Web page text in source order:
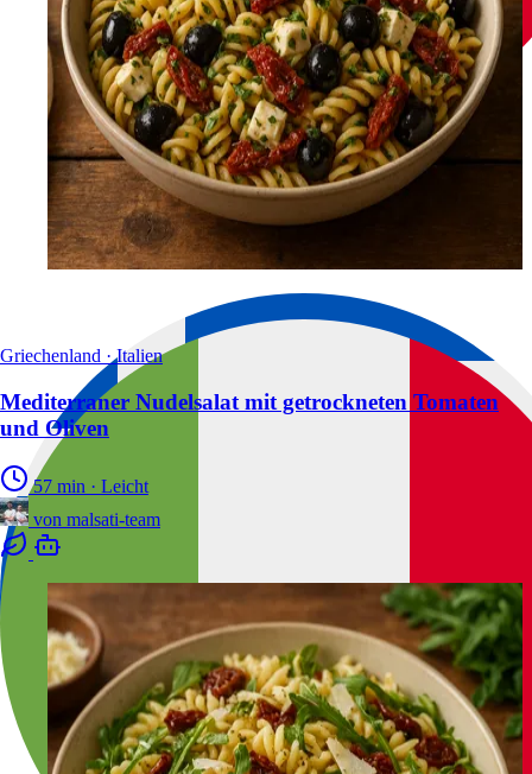
Griechenland · Italien
Mediterraner Nudelsalat mit getrockneten Tomaten
und Oliven
57 min · Leicht
von malsati-team